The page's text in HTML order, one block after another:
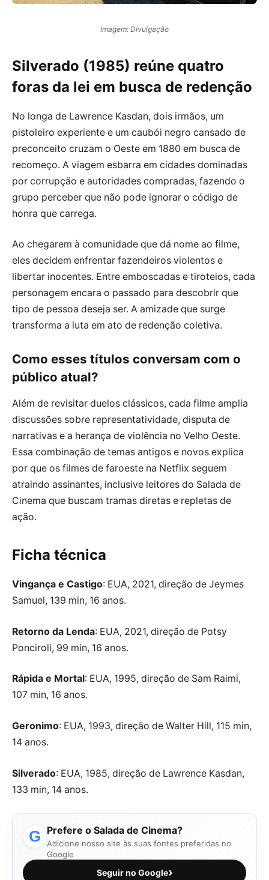
Imagem: Divulgação
Silverado (1985) reúne quatro
foras da lei em busca de redenção
No longa de Lawrence Kasdan, dois irmãos, um
pistoleiro experiente e um caubói negro cansado de
preconceito cruzam o Oeste em 1880 em busca de
recomeço. A viagem esbarra em cidades dominadas
por corrupção e autoridades compradas, fazendo o
grupo perceber que não pode ignorar o código de
honra que carrega.
Ao chegarem à comunidade que dá nome ao filme,
eles decidem enfrentar fazendeiros violentos e
libertar inocentes. Entre emboscadas e tiroteios, cada
personagem encara o passado para descobrir que
tipo de pessoa deseja ser. A amizade que surge
transforma a luta em ato de redenção coletiva.
Como esses títulos conversam com o
público atual?
Além de revisitar duelos clássicos, cada filme amplia
discussões sobre representatividade, disputa de
narrativas e a herança de violência no Velho Oeste.
Essa combinação de temas antigos e novos explica
por que os filmes de faroeste na Netflix seguem
atraindo assinantes, inclusive leitores do Salada de
Cinema que buscam tramas diretas e repletas de
ação.
Ficha técnica
Vingança e Castigo: EUA, 2021, direção de Jeymes
Samuel, 139 min, 16 anos.
Retorno da Lenda: EUA, 2021, direção de Potsy
Ponciroli, 99 min, 16 anos.
Rápida e Mortal: EUA, 1995, direção de Sam Raimi,
107 min, 16 anos.
Geronimo: EUA, 1993, direção de Walter Hill, 115 min,
14 anos.
Silverado: EUA, 1985, direção de Lawrence Kasdan,
133 min, 14 anos.
G Prefere o Salada de Cinema?
Adicione nosso site às suas fontes preferidas no
Google
Seguir no Google›